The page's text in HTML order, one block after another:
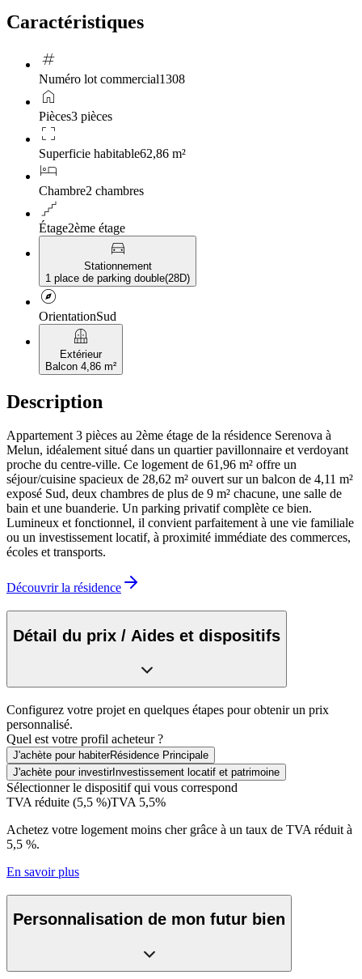
Caractéristiques
tag
Numéro lot commercial1308
home
Pièces3 pièces
crop_free
Superficie habitable62,86 m²
hotel
Chambre2 chambres
floor
Étage2ème étage
directions_car
Stationnement
1 place de parking double(28D)
explore
OrientationSud
balcony
Extérieur
Balcon 4,86 m²
Description
Appartement 3 pièces au 2ème étage de la résidence Serenova à
Melun, idéalement situé dans un quartier pavillonnaire et verdoyant
proche du centre-ville. Ce logement de 61,96 m² offre un
séjour/cuisine spacieux de 28,62 m² ouvert sur un balcon de 4,11 m²
exposé Sud, deux chambres de plus de 9 m² chacune, une salle de
bain et une buanderie. Un parking privatif complète ce bien.
Lumineux et fonctionnel, il convient parfaitement à une vie familiale
ou un investissement locatif, à proximité immédiate des commerces,
écoles et transports.
Découvrir la résidence
Détail du prix / Aides et dispositifs
Configurez votre projet en quelques étapes pour obtenir un prix
personnalisé.
Quel est votre profil acheteur ?
J'achète pour habiterRésidence Principale
J'achète pour investirInvestissement locatif et patrimoine
Sélectionner le dispositif qui vous correspond
TVA réduite (5,5 %)TVA 5,5%
Achetez votre logement moins cher grâce à un taux de TVA réduit à
5,5 %.
En savoir plus
Personnalisation de mon futur bien